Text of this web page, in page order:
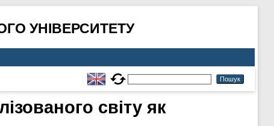
УНІВЕРСИТЕТУ
світу як